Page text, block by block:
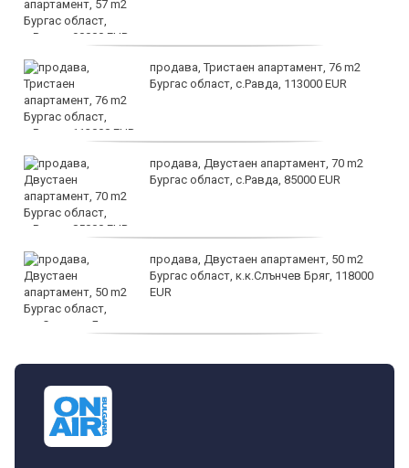
продава, Тристаен апартамент, 76 m2
Бургас област, с.Равда, 113000 EUR
продава, Двустаен апартамент, 70 m2
Бургас област, с.Равда, 85000 EUR
продава, Двустаен апартамент, 50 m2
Бургас област, к.к.Слънчев Бряг, 118000
EUR